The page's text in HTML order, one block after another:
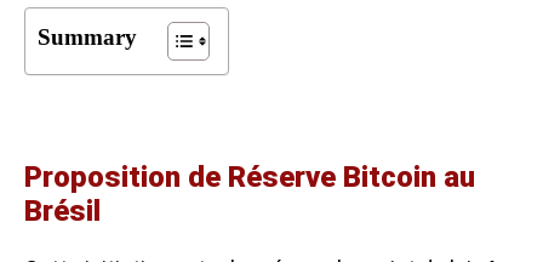
Summary
Proposition de Réserve Bitcoin au
Brésil